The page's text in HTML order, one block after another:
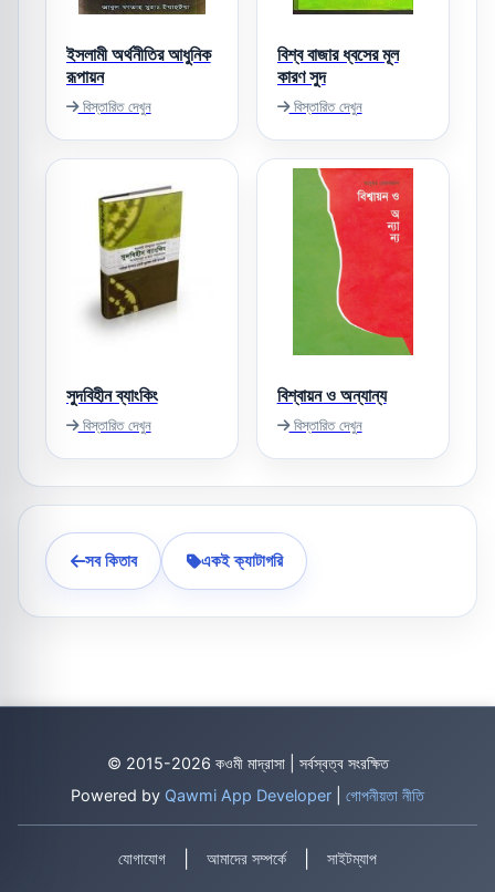
ইসলামী অর্থনীতির আধুনিক
রূপায়ন
বিস্তারিত দেখুন
বিশ্ব বাজার ধ্বসের মূল
কারণ সুদ
বিস্তারিত দেখুন
সুদবিহীন ব্যাংকিং
বিস্তারিত দেখুন
বিশ্বায়ন ও অন্যান্য
বিস্তারিত দেখুন
সব কিতাব একই ক্যাটাগরি
© 2015-2026 কওমী মাদ্রাসা | সর্বস্বত্ব সংরক্ষিত
Powered by Qawmi App Developer গোপনীয়তা নীতি
যোগাযোগ আমাদের সম্পর্কে সাইটম্যাপ